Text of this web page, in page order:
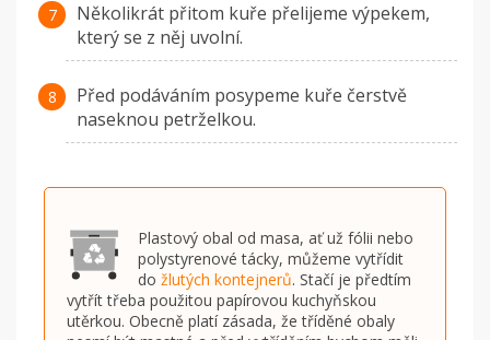
Několikrát přitom kuře přelijeme výpekem,
který se z něj uvolní.
Před podáváním posypeme kuře čerstvě
naseknou petrželkou.
Plastový obal od masa, ať už fólii nebo
polystyrenové tácky, můžeme vytřídit
do žlutých kontejnerů. Stačí je předtím
vytřít třeba použitou papírovou kuchyňskou
utěrkou. Obecně platí zásada, že tříděné obaly